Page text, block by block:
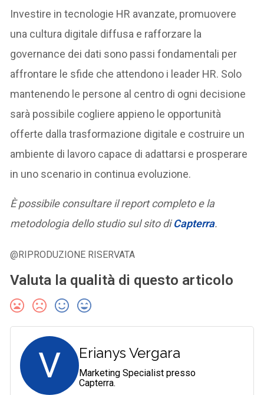
Investire in tecnologie HR avanzate, promuovere
una cultura digitale diffusa e rafforzare la
governance dei dati sono passi fondamentali per
affrontare le sfide che attendono i leader HR. Solo
mantenendo le persone al centro di ogni decisione
sarà possibile cogliere appieno le opportunità
offerte dalla trasformazione digitale e costruire un
ambiente di lavoro capace di adattarsi e prosperare
in uno scenario in continua evoluzione.
È possibile consultare il report completo e la
metodologia dello studio sul sito diCapterra.
@RIPRODUZIONE RISERVATA
Valuta la qualità di questo articolo
V Erianys Vergara
Marketing Specialist presso
Capterra.